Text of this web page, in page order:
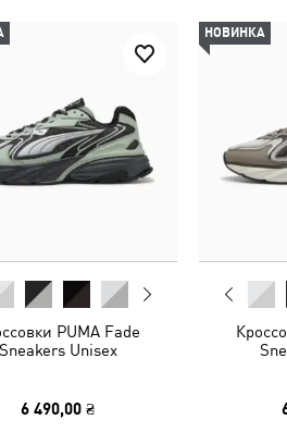
PUMA Fade
Sneakers Unisex
6 490,00 ₴
НОВИНКА